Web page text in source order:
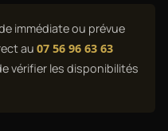
immédiate ou prévue
au 07 56 96 63 63
vérifier les disponibilités